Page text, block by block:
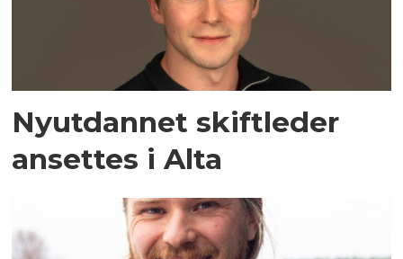
Nyutdannet skiftleder
ansettes i Alta